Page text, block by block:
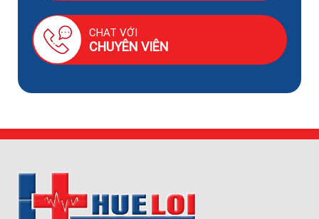
CHAT VỚI
CHUYÊN VIÊN